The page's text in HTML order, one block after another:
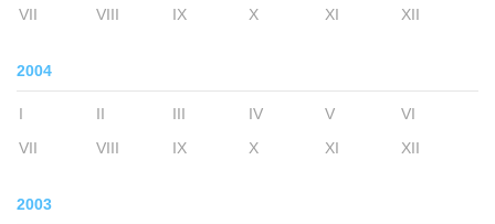
VII
VIII IX X XI XII
2004
I II III IV V
VI
VII
VIII IX X XI XII
2003